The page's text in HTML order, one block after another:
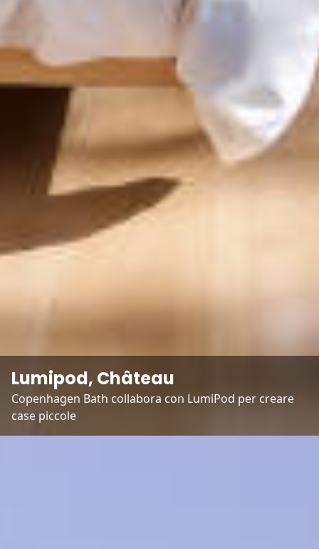
Lumipod, Château
Copenhagen Bath collabora con LumiPod per creare
case piccole